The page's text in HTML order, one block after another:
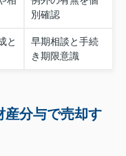
別確認
と
早期相談と手続
き期限意識
産分与で売却す